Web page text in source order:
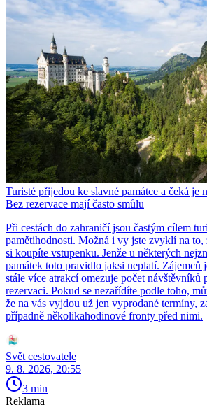
Turisté přijedou ke slavné památce a čeká je
Bez rezervace mají často smůlu
Při cestách do zahraničí jsou častým cílem
pamětihodnosti. Možná i vy jste zvyklí na to,
si koupíte vstupenku. Jenže u některých
památek toto pravidlo jaksi neplatí. Zájemců
stále více atrakcí omezuje počet návštěvníků
rezervaci. Pokud se nezařídíte podle toho,
že na vás vyjdou už jen vyprodané termíny,
případně několikahodinové fronty před nimi.
Svět cestovatele
9. 8. 2026, 20:55
3 min
Reklama